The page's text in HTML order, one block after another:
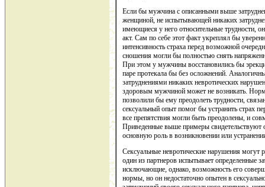
Если бы мужчина с описанными выше
женщиной, не испытывающей никаких
имеющиеся у него относительные трудности,
акт. Сам по себе этот факт укреплял бы
интенсивность страха перед возможной
сношения могли бы полностью снять
При этом у мужчины восстановились бы
паре протекала бы без осложнений.
затруднениями никаких невротических
здоровым мужчиной может не возникать.
позволили бы ему преодолеть трудности,
сексуальный опыт помог бы устранить страх
все препятствия могли быть преодолены, и
Приведенные выше примеры свидетельствуют
основную роль в возникновении или
Сексуальные невротические нарушения могут
один из партнеров испытывает определенные
исключающие, однако, возможность его
нормы, но он недостаточно опытен в